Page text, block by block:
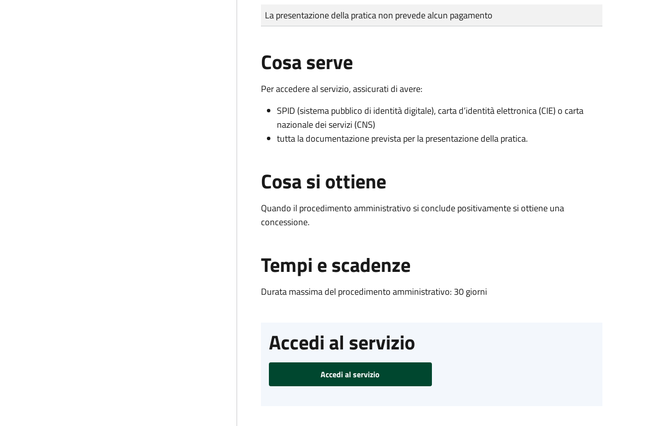
Tipo di pagamento
Importo
La presentazione della pratica non prevede alcun pagamento
Cosa serve
Per accedere al servizio, assicurati di avere:
SPID (sistema pubblico di identità digitale), carta d’identità elettronica (CIE) o carta
nazionale dei servizi (CNS)
tutta la documentazione prevista per la presentazione della pratica.
Cosa si ottiene
Quando il procedimento amministrativo si conclude positivamente si ottiene una
concessione.
Tempi e scadenze
Durata massima del procedimento amministrativo: 30 giorni
Accedi al servizio
Accedi al servizio